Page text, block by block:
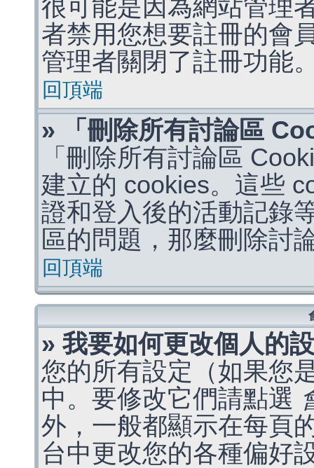
很可能是因為網站管理
者禁用您想要註冊的會
管理者關閉了註冊功能
回頂端
» 「刪除所有討論區
「刪除所有討論區
建立的 cookies。這些
證和登入後的活動記錄
區的問題，那麼刪除討
回頂端
» 我要如何更改個人的
您的所有設定（如果您
中。要修改它們請點選
外，一般都顯示在每頁
台中更改您的各種偏好